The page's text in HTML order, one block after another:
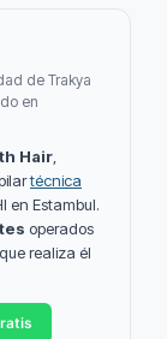
de Trakya
en
Hair
técnica
en Estambul.
operados
realiza él